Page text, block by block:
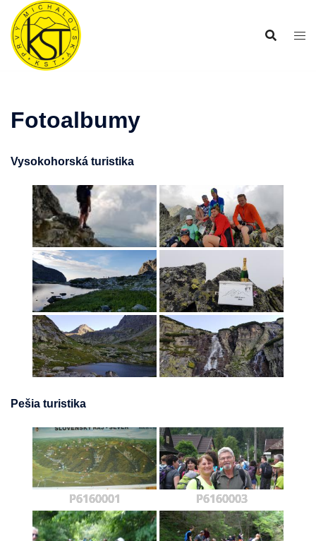
Preskočiť
obsah
Fotoalbumy
Vysokohorská turistika
Pešia turistika
P6160001 P6160003